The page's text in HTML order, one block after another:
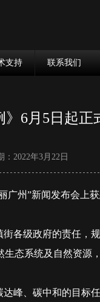
支持 联系我们
》6月5日起正
2022年3月22日
州”新闻发布会上
各级政府的责任，
态系统及自然资源
峰、碳中和的目标